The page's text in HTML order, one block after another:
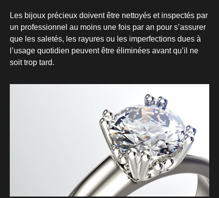
Les bijoux précieux doivent être nettoyés et inspectés par
un professionnel au moins une fois par an pour s’assurer
que les saletés, les rayures ou les imperfections dues à
l’usage quotidien peuvent être éliminées avant qu’il ne
soit trop tard.